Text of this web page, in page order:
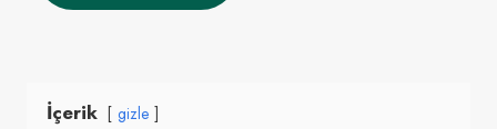
İçerik gizle